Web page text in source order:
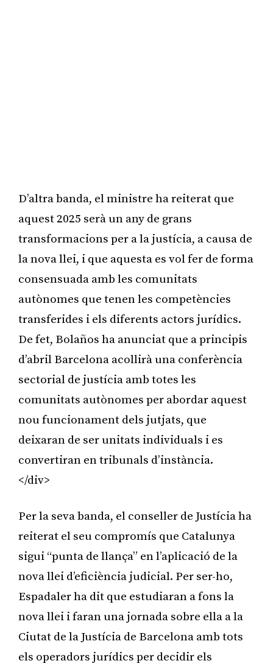
D’altra banda, el ministre ha reiterat que
aquest 2025 serà un any de grans
transformacions per a la justícia, a causa de
la nova llei, i que aquesta es vol fer de forma
consensuada amb les comunitats
autònomes que tenen les competències
transferides i els diferents actors jurídics.
De fet, Bolaños ha anunciat que a principis
d’abril Barcelona acollirà una conferència
sectorial de justícia amb totes les
comunitats autònomes per abordar aquest
nou funcionament dels jutjats, que
deixaran de ser unitats individuals i es
convertiran en tribunals d’instància.
</div>
Per la seva banda, el conseller de Justícia ha
reiterat el seu compromís que Catalunya
sigui “punta de llança” en l’aplicació de la
nova llei d’eficiència judicial. Per ser-ho,
Espadaler ha dit que estudiaran a fons la
nova llei i faran una jornada sobre ella a la
Ciutat de la Justícia de Barcelona amb tots
els operadors jurídics per decidir els